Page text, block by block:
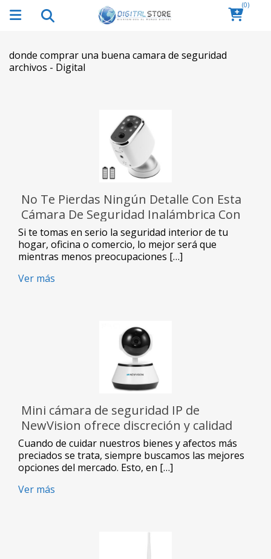
(0)
donde comprar una buena camara de seguridad
archivos - Digital
No Te Pierdas Ningún Detalle Con Esta
Cámara De Seguridad Inalámbrica Con
Batería
Si te tomas en serio la seguridad interior de tu
hogar, oficina o comercio, lo mejor será que
mientras menos preocupaciones […]
Ver más
Mini cámara de seguridad IP de
NewVision ofrece discreción y calidad
Cuando de cuidar nuestros bienes y afectos más
preciados se trata, siempre buscamos las mejores
opciones del mercado. Esto, en […]
Ver más